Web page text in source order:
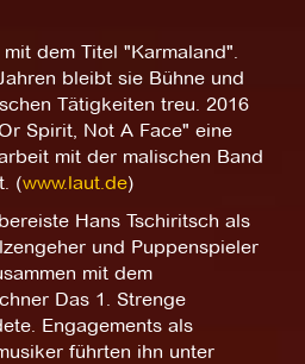
dem Titel "Karmaland".
bleibt sie Bühne und
Tätigkeiten treu. 2016
Spirit, Not A Face" eine
mit der malischen Band
(www.laut.de)
Hans Tschiritsch als
und Puppenspieler
mit dem
Das 1. Strenge
Engagements als
führten ihn unter